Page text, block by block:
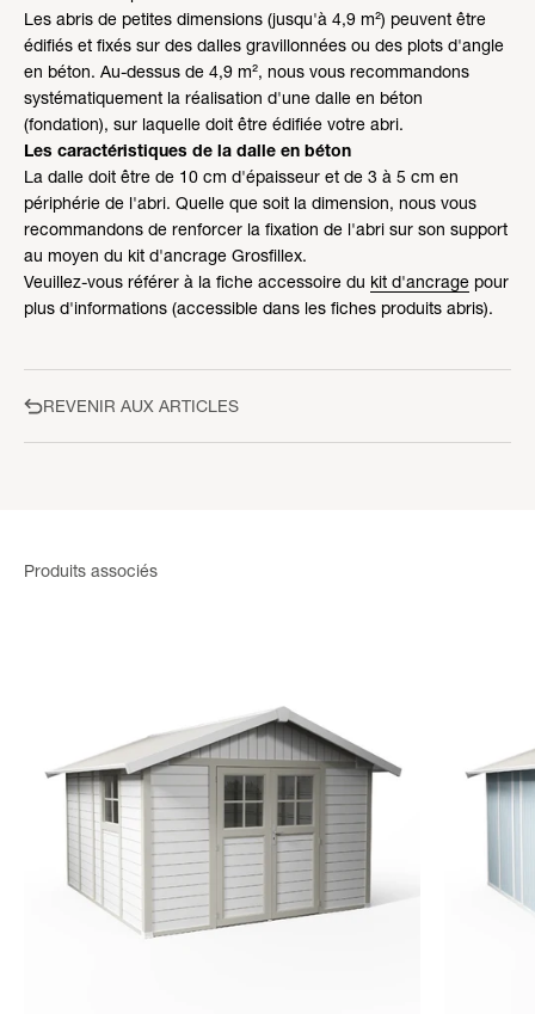
Les abris de petites dimensions (jusqu'à 4,9 m²) peuvent être
édifiés et fixés sur des dalles gravillonnées ou des plots d'angle
en béton. Au-dessus de 4,9 m², nous vous recommandons
systématiquement la réalisation d'une dalle en béton
(fondation), sur laquelle doit être édifiée votre abri.
Les caractéristiques de la dalle en béton
La dalle doit être de 10 cm d'épaisseur et de 3 à 5 cm en
périphérie de l'abri. Quelle que soit la dimension, nous vous
recommandons de renforcer la fixation de l'abri sur son support
au moyen du kit d'ancrage Grosfillex.
Veuillez-vous référer à la fiche accessoire du kit d'ancrage pour
plus d'informations (accessible dans les fiches produits abris).
REVENIR AUX ARTICLES